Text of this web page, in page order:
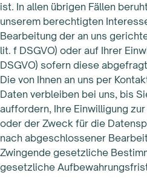
ist. In allen übrigen Fällen
unserem berechtigten
Bearbeitung der an uns
lit. f DSGVO) oder auf Ihrer
DSGVO) sofern diese
Die von Ihnen an uns per
Daten verbleiben bei uns, bis
auffordern, Ihre Einwilligung
oder der Zweck für die
nach abgeschlossener
Zwingende gesetzliche
gesetzliche